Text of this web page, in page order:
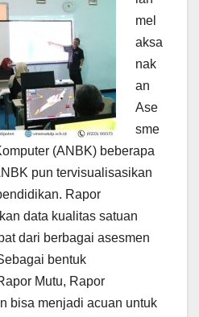
mel
aksa
nak
an
Ase
sme
(ANBK) beberapa
pun tervisualisasikan
Rapor
data kualitas satuan
dari berbagai asesmen
bentuk
Mutu, Rapor
bisa menjadi acuan untuk